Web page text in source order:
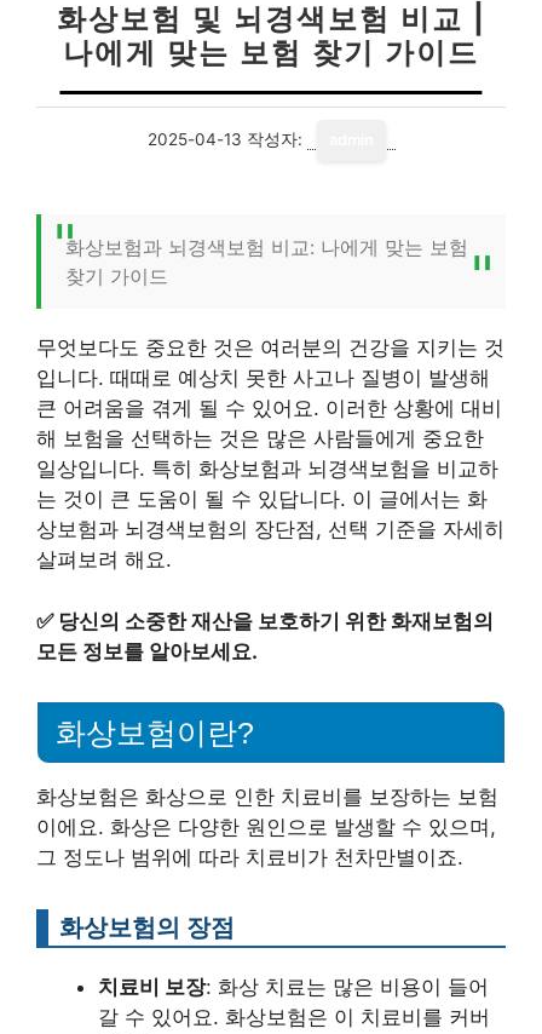
화상보험 및 뇌경색보험 비교 |
나에게 맞는 보험 찾기 가이드
2025-04-13 작성자:
화상보험과 뇌경색보험 비교: 나에게 맞는 보험
찾기 가이드
무엇보다도 중요한 것은 여러분의 건강을 지키는 것
입니다. 때때로 예상치 못한 사고나 질병이 발생해
큰 어려움을 겪게 될 수 있어요. 이러한 상황에 대비
해 보험을 선택하는 것은 많은 사람들에게 중요한
일상입니다. 특히 화상보험과 뇌경색보험을 비교하
는 것이 큰 도움이 될 수 있답니다. 이 글에서는 화
상보험과 뇌경색보험의 장단점, 선택 기준을 자세히
살펴보려 해요.
✅ 당신의 소중한 재산을 보호하기 위한 화재보험의
모든 정보를 알아보세요.
화상보험이란?
화상보험은 화상으로 인한 치료비를 보장하는 보험
이에요. 화상은 다양한 원인으로 발생할 수 있으며,
그 정도나 범위에 따라 치료비가 천차만별이죠.
화상보험의 장점
치료비 보장: 화상 치료는 많은 비용이 들어
갈 수 있어요. 화상보험은 이 치료비를 커버